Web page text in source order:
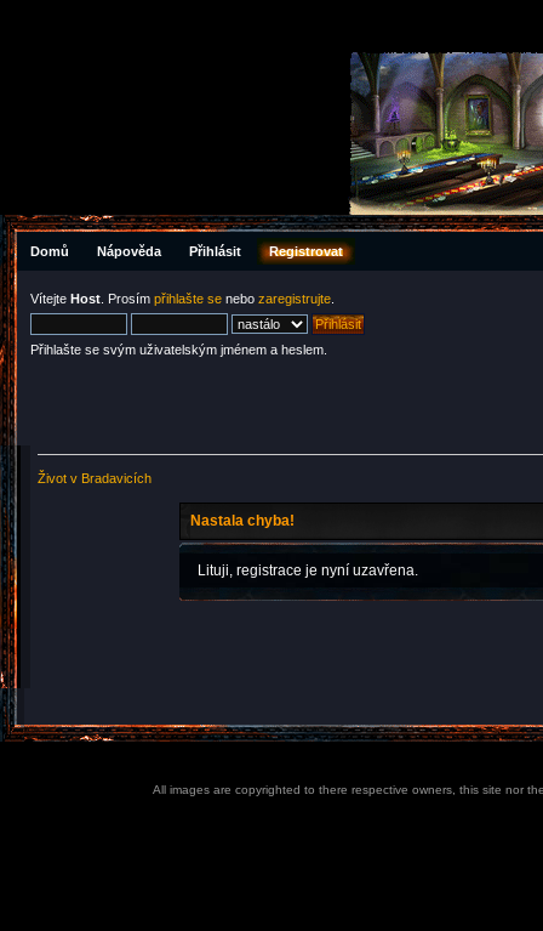
Domů Nápověda Přihlásit Registrovat
Vítejte Host . Prosím přihlašte se nebo zaregistrujte
Přihlašte se svým uživatelským jménem a heslem.
Život v Bradavicích
Nastala chyba!
Lituji, registrace je nyní uzavřena.
All images are copyrighted to there respective owners, this site nor